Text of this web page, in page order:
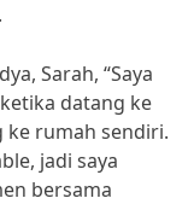
Sarah, “Saya
datang ke
ke rumah sendiri.
jadi saya
bersama